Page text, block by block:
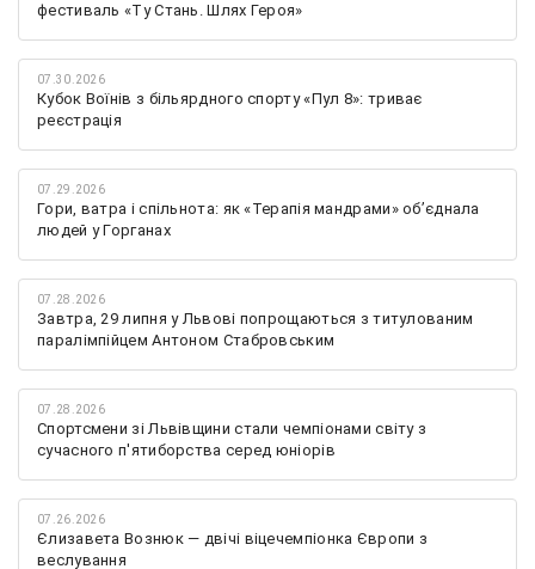
фестиваль «Ту Стань. Шлях Героя»
07.30.2026
Кубок Воїнів з більярдного спорту «Пул 8»: триває
реєстрація
07.29.2026
Гори, ватра і спільнота: як «Терапія мандрами» об’єднала
людей у Горганах
07.28.2026
Завтра, 29 липня у Львові попрощаються з титулованим
паралімпійцем Антоном Стабровським
07.28.2026
Спортсмени зі Львівщини стали чемпіонами світу з
сучасного п'ятиборства серед юніорів
07.26.2026
Єлизавета Вознюк — двічі віцечемпіонка Європи з
веслування